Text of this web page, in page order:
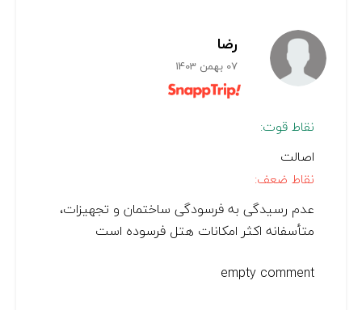
رضا
07 بهمن 1403
نقاط قوت:
اصالت
نقاط ضعف:
عدم رسیدگی به فرسودگی ساختمان و تجهیزات،
متأسفانه اکثر امکانات هتل فرسوده است
empty comment